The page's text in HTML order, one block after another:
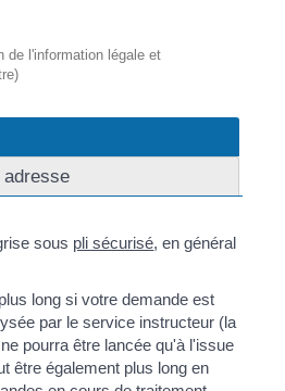
de l'information légale et
adresse
sous pli sécurisé, en général
long si votre demande est
par le service instructeur (la
pourra être lancée qu'à l'issue
être également plus long en